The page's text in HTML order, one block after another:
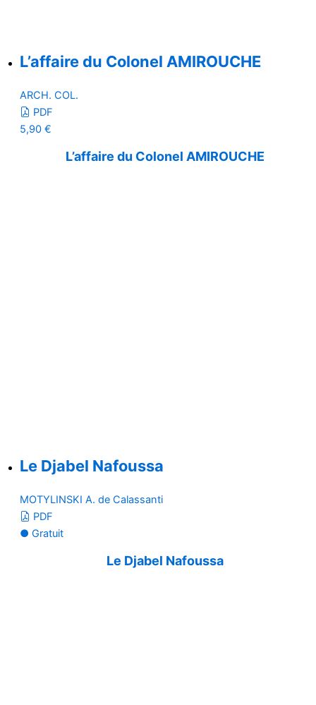
L’affaire du Colonel AMIROUCHE
ARCH. COL.
PDF
5,90 €
L’affaire du Colonel AMIROUCHE
Le Djabel Nafoussa
MOTYLINSKI A. de Calassanti
PDF
● Gratuit
Le Djabel Nafoussa